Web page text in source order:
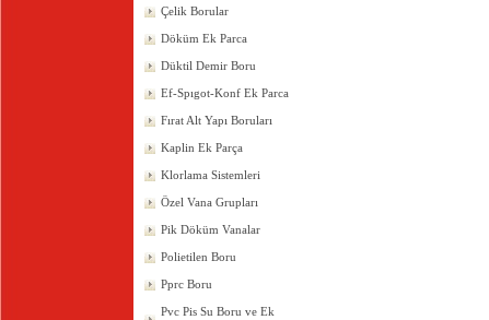
Çelik Borular
Döküm Ek Parca
Düktil Demir Boru
Ef-Spıgot-Konf Ek Parca
Fırat Alt Yapı Boruları
Kaplin Ek Parça
Klorlama Sistemleri
Özel Vana Grupları
Pik Döküm Vanalar
Polietilen Boru
Pprc Boru
Pvc Pis Su Boru ve Ek